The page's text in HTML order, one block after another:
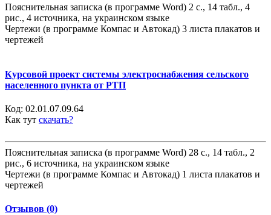
Пояснительная записка (в программе Word) 2 с., 14 табл., 4
рис., 4 источника, на украинском языке
Чертежи (в программе Компас и Автокад) 3 листа плакатов и
чертежей
Курсовой проект системы электроснабжения сельского
населенного пункта от РТП
Код: 02.01.07.09.64
Как тут скачать?
Пояснительная записка (в программе Word) 28 с., 14 табл., 2
рис., 6 источника, на украинском языке
Чертежи (в программе Компас и Автокад) 1 листа плакатов и
чертежей
Отзывов (0)